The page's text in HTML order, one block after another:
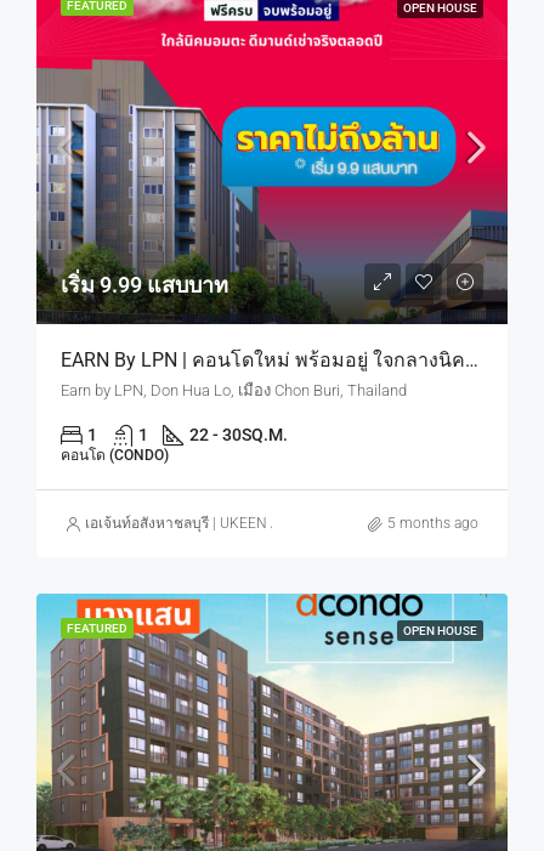
FEATURED OPEN HOUSE
เริ่ม 9.99 แสบบาท
EARN By LPN | คอนโดใหม่ พร้อมอยู่ ใจกลางนิคมอมตะ ดีมานด์คนทำงานนิคม มีจริงตลอดปี เริ่ม 9.9 แสบบาท
Earn by LPN, Don Hua Lo, เมือง Chon Buri, Thailand
1 1 22 - 30SQ.M.
คอนโด (CONDO)
เอเจ้นท์อสังหาชลบุรี | UKEEN ASSET CO., LTD. 5 months ago
FEATURED OPEN HOUSE